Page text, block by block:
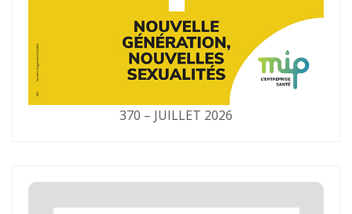
370 – JUILLET 2026